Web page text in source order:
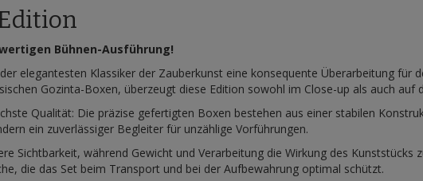
Bühnen-Ausführung!
elegantesten Klassiker der Zauberkunst eine konsequente Überarbeitung für
Gozinta-Boxen, überzeugt diese Edition sowohl im Close-up als auch auf
Qualität: Die präzise gefertigten Boxen bestehen aus einer stabilen
ein zuverlässiger Begleiter für unzählige Vorführungen.
Sichtbarkeit, während Gewicht und Verarbeitung die Wirkung des Kunststücks
die das Set beim Transport und bei der Aufbewahrung optimal schützt.